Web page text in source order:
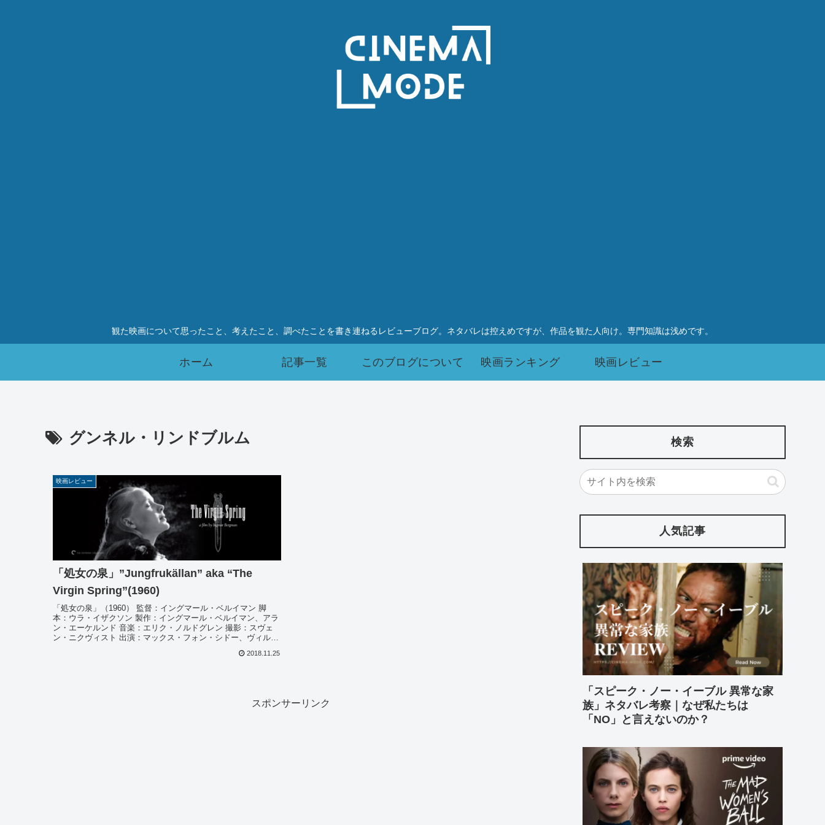
観た映画について思ったこと、考えたこと、調べたことを書き連ねるレビューブログ。ネタバレは控えめですが、作品を観た人向け。専門知識は浅めです。
ホーム 記事一覧 このブログについて 映画ランキング 映画レビュー
グンネル・リンドブルム
映画レビュー
「処女の泉」”Jungfrukällan” aka “The
Virgin Spring”(1960)
「処女の泉」（1960） 監督：イングマール・ベルイマン 脚
本：ウラ・イザクソン 製作：イングマール・ベルイマン、アラ
ン・エーケルンド 音楽：エリク・ノルドグレン 撮影：スヴェ
ン・ニクヴィスト 出演：マックス・フォン・シドー、ヴィルギ
2018.11.25
スポンサーリンク
検索
人気記事
「スピーク・ノー・イーブル 異常な家
族」ネタバレ考察｜なぜ私たちは
「NO」と言えないのか？